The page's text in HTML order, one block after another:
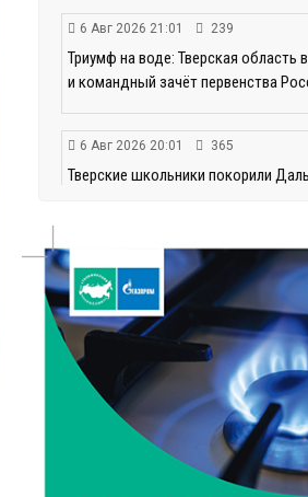
6 Авг 2026 21:01 239
Триумф на воде: Тверская область
и командный зачёт первенства
6 Авг 2026 20:01 365
Тверские школьники покорили
333
Забота о пациентах и врачах: в
комфортнее
6 Авг 2026 18:18 296
Большие деньги для большой
тверских заводов